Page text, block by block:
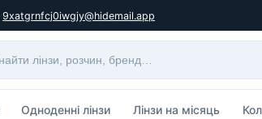
9xatgrnfcj0iwgjy@hidemail.app
Одноденні лінзи Лінзи на місяць